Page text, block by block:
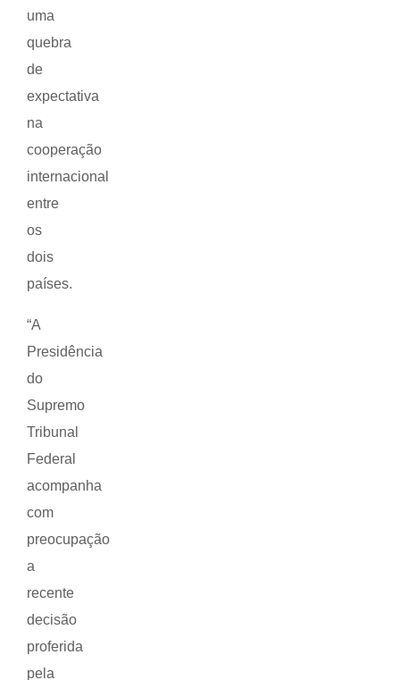
uma
quebra
de
expectativa
na
cooperação
internacional
entre
os
dois
países.
“A
Presidência
do
Supremo
Tribunal
Federal
acompanha
com
preocupação
a
recente
decisão
proferida
pela